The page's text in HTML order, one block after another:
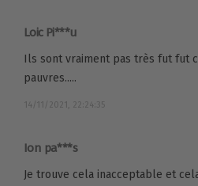
Loic Pi***u
Ils sont vraiment pas très fut fut
pauvres.....
14/11/2021, 22:24:35
Ion pa***s
Je trouve cela inacceptable et